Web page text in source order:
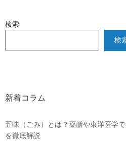
検索
検
新着コラム
五味（ごみ）とは？薬膳や東洋医学
を徹底解説